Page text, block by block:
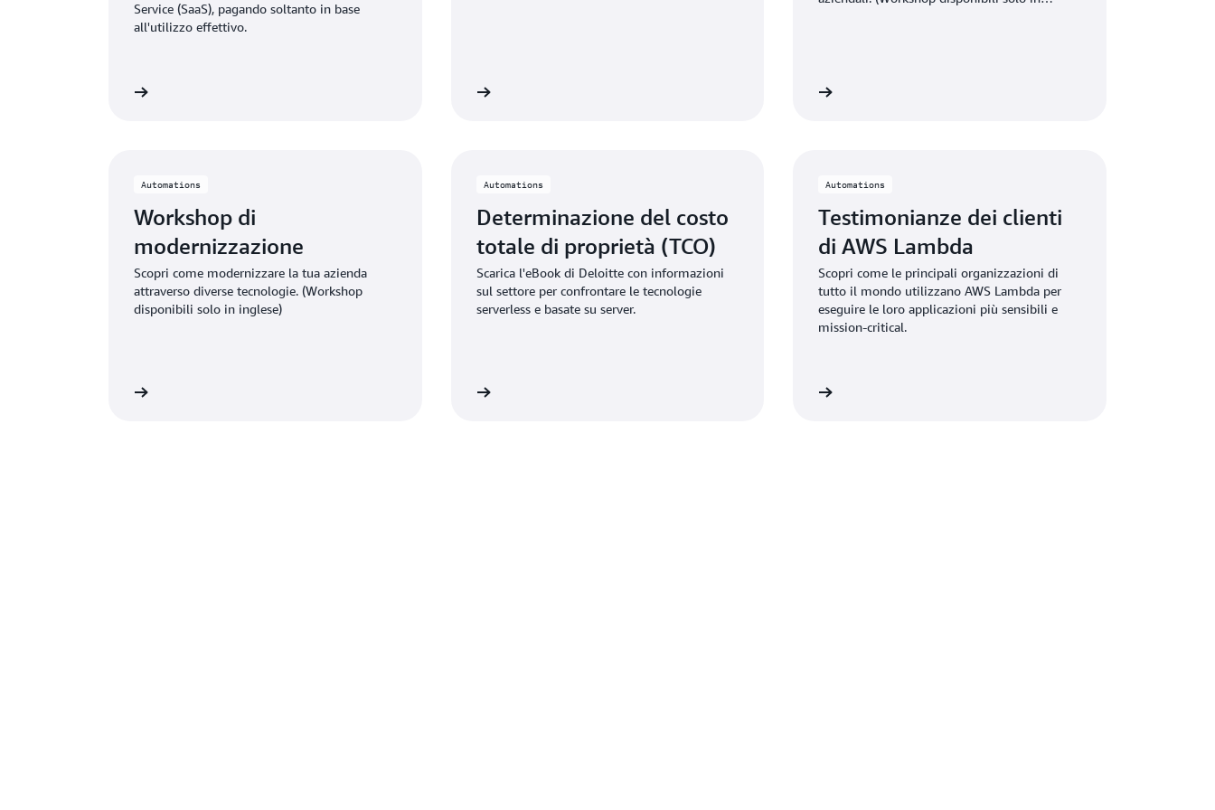
Service (SaaS), pagando soltanto in base
all'utilizzo effettivo.
Automations
Workshop di
modernizzazione
Scopri come modernizzare la tua azienda
attraverso diverse tecnologie. (Workshop
disponibili solo in inglese)
Automations
Determinazione del costo
totale di proprietà (TCO)
Scarica l'eBook di Deloitte con informazioni
sul settore per confrontare le tecnologie
serverless e basate su server.
Automations
Testimonianze dei clienti
di AWS Lambda
Scopri come le principali organizzazioni di
tutto il mondo utilizzano AWS Lambda per
eseguire le loro applicazioni più sensibili e
mission-critical.